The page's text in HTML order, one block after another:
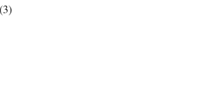
(3)